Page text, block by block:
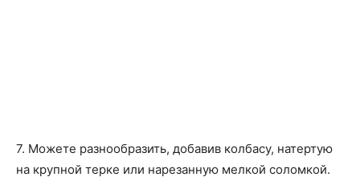
7. Можете разнообразить, добавив колбасу, натертую
на крупной терке или нарезанную мелкой соломкой.